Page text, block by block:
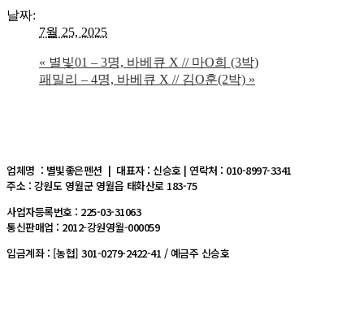
날짜:
7월 25, 2025
« 별빛01 – 3명, 바베큐 X // 마O희 (3박)
패밀리 – 4명, 바베큐 X // 김O훈(2박) »
업체명 : 별빛좋은펜션 | 대표자 : 신승호 | 연락처 : 010-8997-3341
주소 : 강원도 영월군 영월읍 태화산로 183-75
사업자등록번호 : 225-03-31063
통신판매업 : 2012-강원영월-000059
입금계좌 : [농협] 301-0279-2422-41 / 예금주 신승호